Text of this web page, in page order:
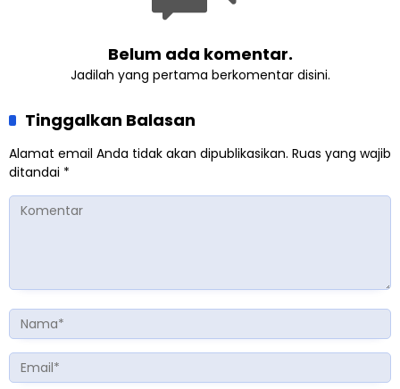
Belum ada komentar.
Jadilah yang pertama berkomentar disini.
Tinggalkan Balasan
Alamat email Anda tidak akan dipublikasikan. Ruas yang wajib
ditandai *